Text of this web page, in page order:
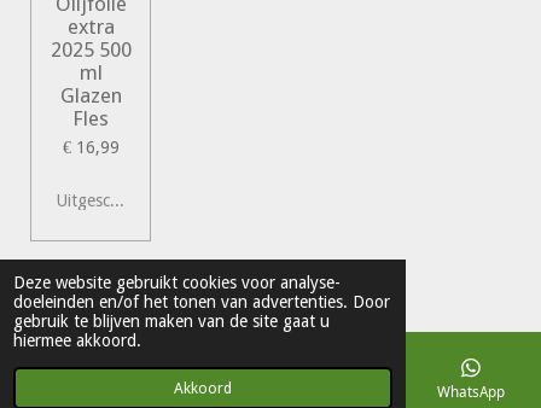
Deze website gebruikt cookies voor analyse-
doeleinden en/of het tonen van advertenties. Door
gebruik te blijven maken van de site gaat u
hiermee akkoord.
Akkoord
extra
2025 500
ml
Glazen
Fles
€ 16,99
Uitgeschakeld
© 2022 Vershal de Kunst
Powered byJouwWeb
Telefoonnummer WhatsApp